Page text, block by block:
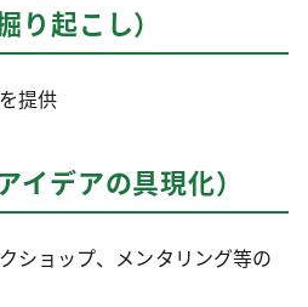
起こし）
提供
デアの具現化）
ショップ、メンタリング等の